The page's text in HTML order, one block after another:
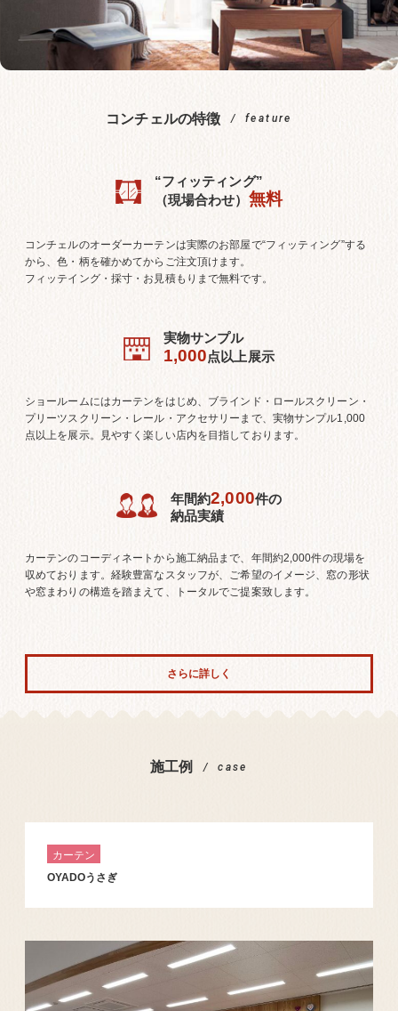
コンチェルの特徴 feature
“フィッティング”
（現場合わせ） 無料
コンチェルのオーダーカーテンは実際のお部屋で“フィッティング”する
から、色・柄を確かめてからご注文頂けます。
フィッテイング・採寸・お見積もりまで無料です。
実物サンプル
1,000点以上展示
ショールームにはカーテンをはじめ、ブラインド・ロールスクリーン・
プリーツスクリーン・レール・アクセサリーまで、実物サンプル1,000
点以上を展示。見やすく楽しい店内を目指しております。
年間約2,000件の
納品実績
カーテンのコーディネートから施工納品まで、年間約2,000件の現場を
収めております。経験豊富なスタッフが、ご希望のイメージ、窓の形状
や窓まわりの構造を踏まえて、トータルでご提案致します。
さらに詳しく
施工例 case
カーテン
OYADOうさぎ